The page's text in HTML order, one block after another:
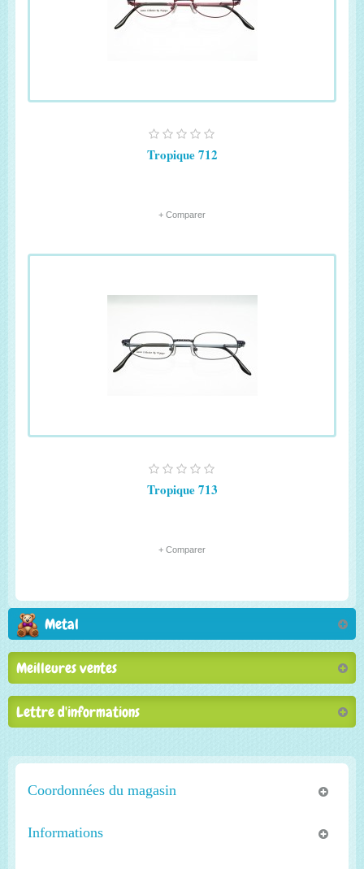
Tropique 712
+ Comparer
Tropique 713
+ Comparer
Metal
Meilleures ventes
Lettre d'informations
Coordonnées du magasin
Informations